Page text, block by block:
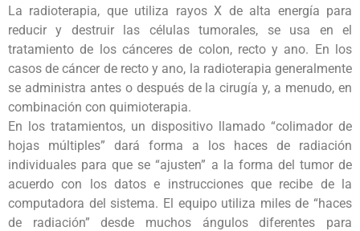
La radioterapia, que utiliza rayos X de alta energía para
reducir y destruir las células tumorales, se usa en el
tratamiento de los cánceres de colon, recto y ano. En los
casos de cáncer de recto y ano, la radioterapia generalmente
se administra antes o después de la cirugía y, a menudo, en
combinación con quimioterapia.
En los tratamientos, un dispositivo llamado “colimador de
hojas múltiples” dará forma a los haces de radiación
individuales para que se “ajusten” a la forma del tumor de
acuerdo con los datos e instrucciones que recibe de la
computadora del sistema. El equipo utiliza miles de “haces
de radiación” desde muchos ángulos diferentes para